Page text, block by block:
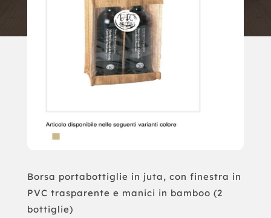
Borsa portabottiglie in juta, con finestra in
PVC trasparente e manici in bamboo (2
bottiglie)